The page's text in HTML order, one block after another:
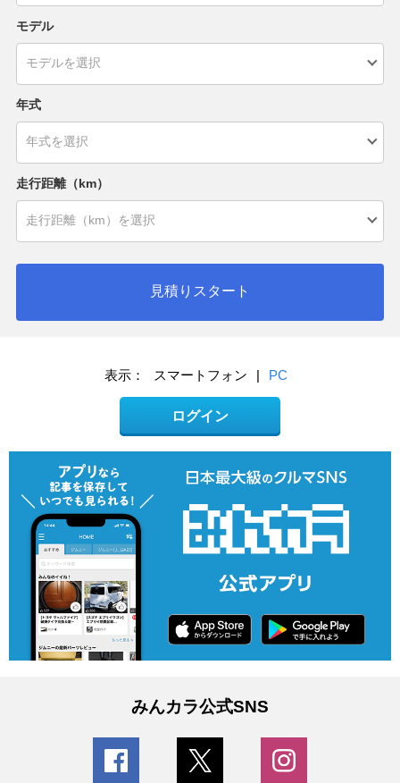
モデル
年式
走行距離（km）
見積りスタート
表示： スマートフォン | PC
ログイン
みんカラ公式SNS